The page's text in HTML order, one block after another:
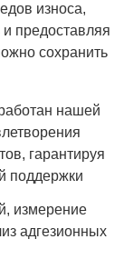
износа,
предоставляя
сохранить
нашей
гарантируя
поддержки
измерение
адгезионных